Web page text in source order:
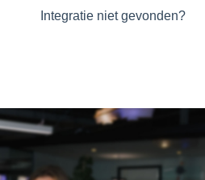
tonen voor vertalingen
Integratie niet gevonden?